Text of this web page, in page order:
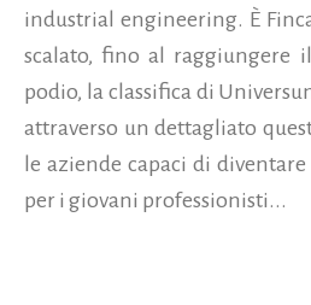
industrial engineering. È
scalato, fino al raggiungere
podio, la classifica di
attraverso un dettagliato
le aziende capaci di
per i giovani professionisti...